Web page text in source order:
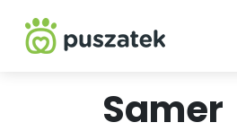
Samer